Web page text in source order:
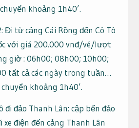
khoảng 1h40’.
Đi từ cảng Cái Rồng đến Cô Tô
với giá 200.000 vnđ/vé/lượt
giờ : 06h00; 08h00; 10h00;
tất cả các ngày trong tuần…
khoảng 1h40’.
đi đảo Thanh Lân: cập bến đảo
xe điện đến cảng Thanh Lân